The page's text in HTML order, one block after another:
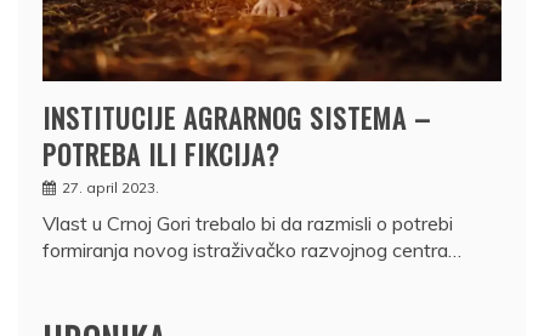
INSTITUCIJE AGRARNOG SISTEMA –
POTREBA ILI FIKCIJA?
27. april 2023.
Vlast u Crnoj Gori trebalo bi da razmisli o potrebi
formiranja novog istraživačko razvojnog centra…